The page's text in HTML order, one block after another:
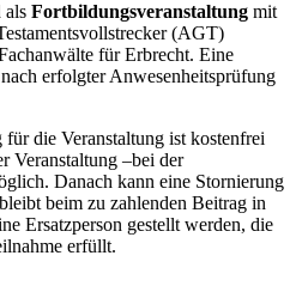
als Fortbildungsveranstaltung mit
(AGT)
für Erbrecht. Eine
erfolgter Anwesenheitsprüfung
für die Veranstaltung ist kostenfrei
Veranstaltung –bei der
Danach kann eine Stornierung
beim zu zahlenden Beitrag in
Ersatzperson gestellt werden, die
erfüllt.